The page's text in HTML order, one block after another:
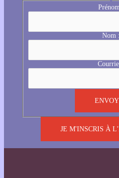
Nom :
JE M'INSCRIS À